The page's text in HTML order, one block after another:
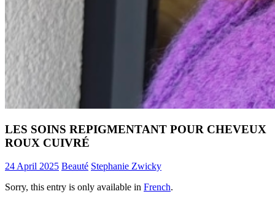
LES SOINS REPIGMENTANT POUR CHEVEUX
ROUX CUIVRÉ
24 April 2025 Beauté Stephanie Zwicky
Sorry, this entry is only available in French.